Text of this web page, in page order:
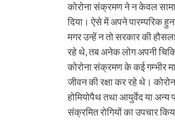
कोरोना संक्रमण ने न केवल
दिया। ऐसे में अपने पारम्परिक
मगर उन्हें न तो सरकार की
रहे थे, तब अनेक लोग अपनी
कोरोना संक्रमण के कई गम्भीर
जीवन की रक्षा कर रहे थे।
होमियोपैथ तथा आयुर्वेद या
संक्रमित रोगियों का उपचार